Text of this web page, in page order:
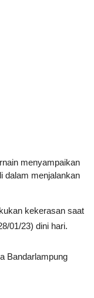
menyampaikan
dalam menjalankan
kekerasan saat
01/23) dini hari.
Bandarlampung